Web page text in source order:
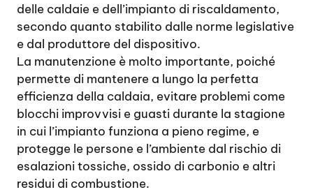
delle caldaie e dell’impianto di riscaldamento,
secondo quanto stabilito dalle norme legislative
e dal produttore del dispositivo.
La manutenzione è molto importante, poiché
permette di mantenere a lungo la perfetta
efficienza della caldaia, evitare problemi come
blocchi improvvisi e guasti durante la stagione
in cui l’impianto funziona a pieno regime, e
protegge le persone e l’ambiente dal rischio di
esalazioni tossiche, ossido di carbonio e altri
residui di combustione.